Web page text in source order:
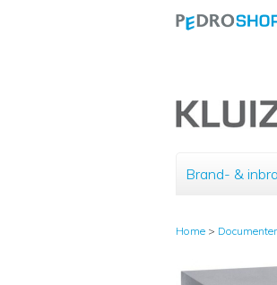
Brand- &
Home >